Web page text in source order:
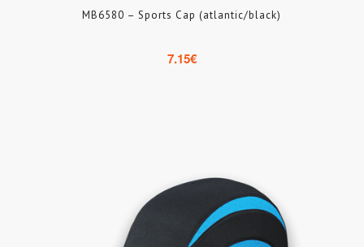
MB6580 – Sports Cap (atlantic/black)
7.15€